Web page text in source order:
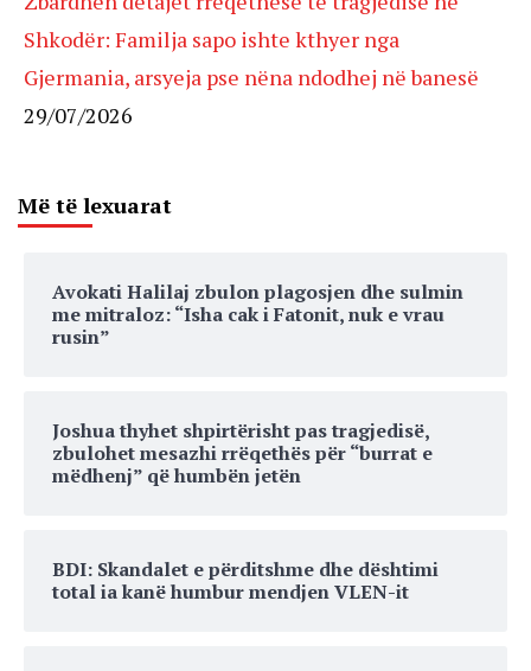
Shkodër: Familja sapo ishte kthyer nga
Gjermania, arsyeja pse nëna ndodhej në banesë
29/07/2026
Më të lexuarat
Avokati Halilaj zbulon plagosjen dhe sulmin
me mitraloz: “Isha cak i Fatonit, nuk e vrau
rusin”
Joshua thyhet shpirtërisht pas tragjedisë,
zbulohet mesazhi rrëqethës për “burrat e
mëdhenj” që humbën jetën
BDI: Skandalet e përditshme dhe dështimi
total ia kanë humbur mendjen VLEN-it